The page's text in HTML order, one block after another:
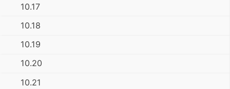
10.17
10.18
10.19
10.20
10.21